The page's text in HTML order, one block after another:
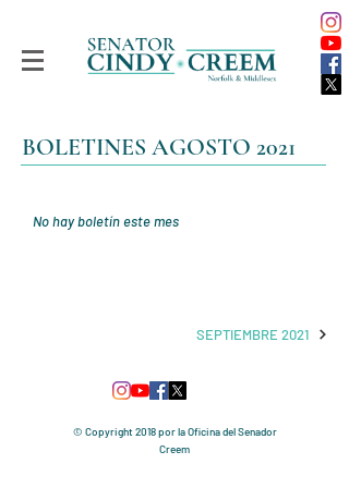
BOLETINES AGOSTO 2021
No hay boletín este mes
SEPTIEMBRE 2021
© Copyright 2018 por la Oficina del Senador
Creem